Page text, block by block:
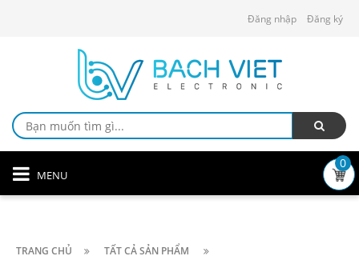
Đăng nhập Đăng ký
MENU
0
TRANG CHỦ
TẤT CẢ SẢN PHẨM